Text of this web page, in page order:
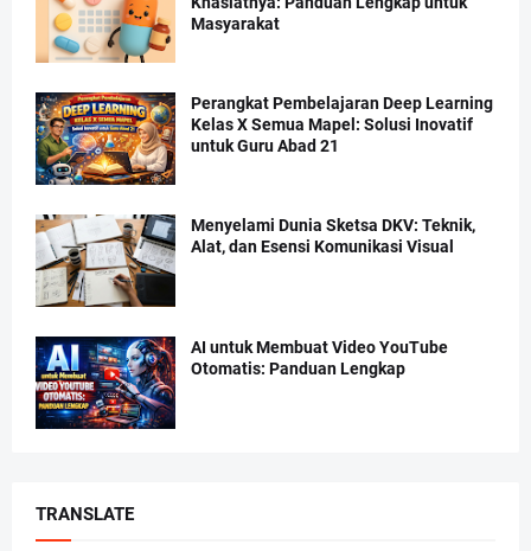
Masyarakat
Perangkat Pembelajaran Deep Learning
Kelas X Semua Mapel: Solusi Inovatif
untuk Guru Abad 21
Menyelami Dunia Sketsa DKV: Teknik,
Alat, dan Esensi Komunikasi Visual
AI untuk Membuat Video YouTube
Otomatis: Panduan Lengkap
TRANSLATE